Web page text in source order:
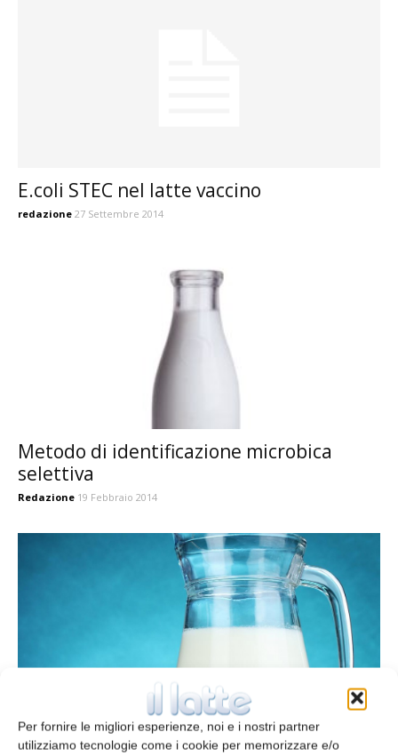
Per fornire le migliori esperienze, noi e i nostri partner
utilizziamo tecnologie come i cookie per memorizzare e/o
E.coli STEC nel latte vaccino
redazione 27 Settembre 2014
Metodo di identificazione microbica
selettiva
Redazione 19 Febbraio 2014